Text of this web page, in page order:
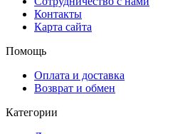
Контакты
Карта сайта
Помощь
Оплата и доставка
Возврат и обмен
Категории